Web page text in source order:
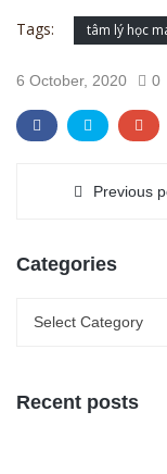
Tags: tâm lý học
6 October, 2020 0
Previous
Categories
Select Category
Recent posts